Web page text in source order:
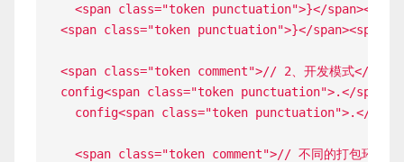
<span class="token punctuation">}</
<span class="token punctuation">}</span><span
<span class="token comment">// 2、开发模式</
config<span class="token punctuation">.</
config<span class="token punctuation">.</
<span class="token comment">// 不同的打包环境下